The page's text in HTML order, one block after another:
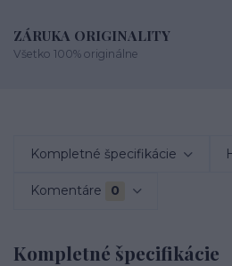
ZÁRUKA ORIGINALITY
Všetko 100% originálne
Kompletné špecifikácie
Komentáre 0
Kompletné špecifikácie